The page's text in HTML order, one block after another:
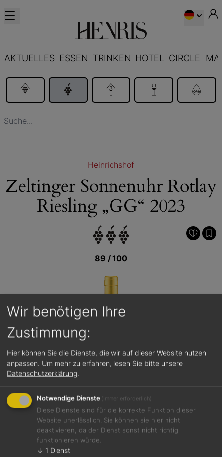
AKTUELLES ESSEN TRINKEN HOTEL CIRCLE
Heinrichshof
Zeltinger Sonnenuhr Rotlay
Riesling „GG“ 2023
89 / 100
Wir benötigen Ihre
Zustimmung:
Hier können Sie die Dienste, die wir auf dieser Website nutzen
anpassen. Um mehr zu erfahren, lesen Sie bitte unsere
Datenschutzerklärung.
Notwendige Dienste (immer erforderlich)
Diese Dienste sind für die korrekte Funktion dieser
Website unerlässlich. Sie können sie hier nicht
deaktivieren, da der Dienst sonst nicht richtig
funktionieren würde.
↓ 1 Dienst